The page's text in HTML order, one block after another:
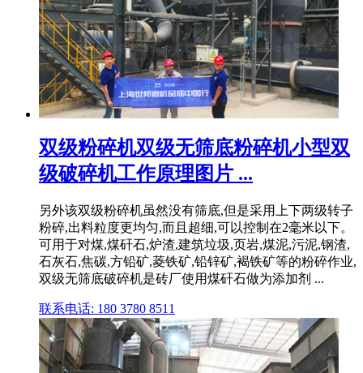
双级粉碎机双级无筛底粉碎机小型双
级破碎机工作原理图片 ...
另外该双级粉碎机虽然没有筛底,但是采用上下两级转子
粉碎,出料粒度更均匀,而且超细,可以控制在2毫米以下。
可用于对煤,煤矸石,炉渣,建筑垃圾,页岩,煤泥,污泥,钢渣,
石灰石,焦碳,方铅矿,菱铁矿,铅锌矿,褐铁矿等的粉碎作业,
双级无筛底破碎机是砖厂使用煤矸石做为添加剂 ...
联系电话: 180 3780 8511